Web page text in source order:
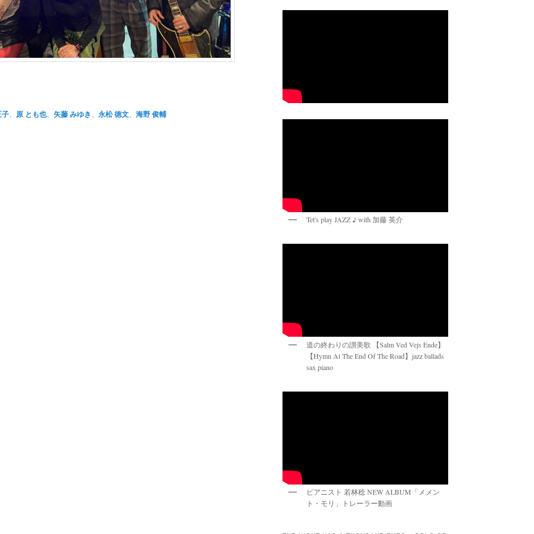
、 原 とも也、 矢藤 みゆき 永松 徳文、 海野 俊輔
Tet's play JAZZ ♪ with 加藤 英介
道の終わりの讃美歌 【Salm Ved Vejs Ende】
【Hymn At The End Of The Road】jazz ballads
sax piano
ピアニスト 若林稔 NEW ALBUM「メメン
ト・モリ」トレーラー動画